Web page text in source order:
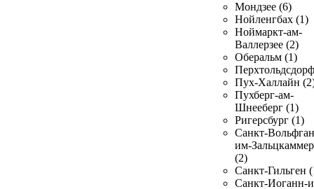
Мондзее (6)
Нойленгбах (1)
Ноймаркт-ам-
Валлерзее (2)
Оберальм (1)
Пух-Халлайн
Пухберг-ам-
Шнееберг (1)
Ригерсбург (1)
Санкт-
им-
(2)
Санкт-Гильген
Санкт-Иоганн-